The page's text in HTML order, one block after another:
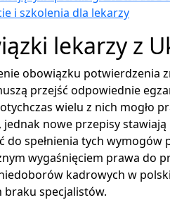
i szkolenia dla lekarzy
lekarzy z
obowiązku potwierdzenia
przejść odpowiednie
wielu z nich mogło
jednak nowe przepisy
do spełnienia tych
wygaśnięciem prawa do
kadrowych w
braku specjalistów.